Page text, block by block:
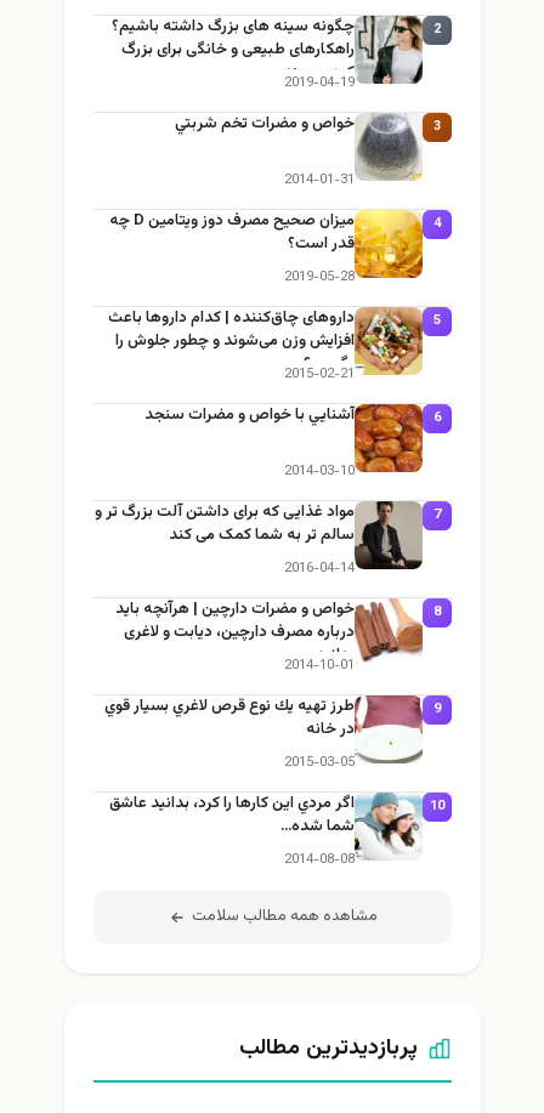
2
چگونه سینه های بزرگ داشته باشیم؟
راهکارهای طبیعی و خانگی برای بزرگ
کردن سینه
2019-04-19
3 خواص و مضرات تخم شربتي
2014-01-31
4
میزان صحیح مصرف دوز ویتامین D چه
قدر است؟
2019-05-28
5
داروهای چاق‌کننده | کدام داروها باعث
افزایش وزن می‌شوند و چطور جلوش را
بگیریم؟
2015-02-21
6 آشنايي با خواص و مضرات سنجد
2014-03-10
7
مواد غذایی که برای داشتن آلت بزرگ تر و
سالم تر به شما کمک می کند
2016-04-14
8
خواص و مضرات دارچین | هرآنچه باید
درباره مصرف دارچین، دیابت و لاغری
بدانید
2014-10-01
9
طرز تهيه يك نوع قرص لاغري بسيار قوي
در خانه
2015-03-05
10
اگر مردي اين كارها را كرد، بدانيد عاشق
شما شده…
2014-08-08
مشاهده همه مطالب سلامت
پربازدیدترین مطالب